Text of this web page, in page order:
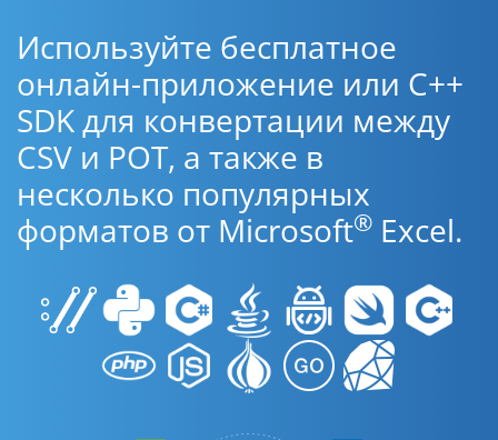
Используйте бесплатное
онлайн-приложение или C++
SDK для конвертации между
CSV и POT, а также в
несколько популярных
форматов от Microsoft® Excel.